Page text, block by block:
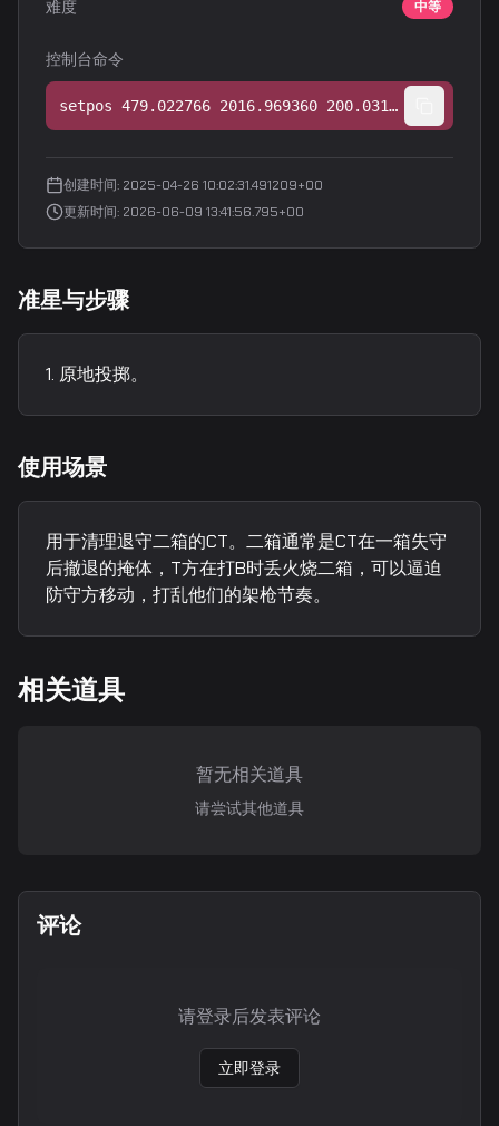
难度 中等
控制台命令
setpos 479.022766 2016.969360 200.031204;setang -36.184586 134.370056 0.000000
创建时间: 2025-04-26 10:02:31.491209+00
更新时间: 2026-06-09 13:41:56.795+00
准星与步骤
原地投掷。
使用场景
用于清理退守二箱的CT。二箱通常是CT在一箱失守
后撤退的掩体，T方在打B时丢火烧二箱，可以逼迫
防守方移动，打乱他们的架枪节奏。
相关道具
暂无相关道具
请尝试其他道具
评论
请登录后发表评论
立即登录